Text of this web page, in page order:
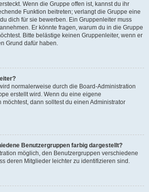
Wenn die Gruppe offen ist, kannst du ihr
Funktion beitreten; verlangt die Gruppe eine
dich für sie bewerben. Ein Gruppenleiter muss
Er könnte fragen, warum du in die Gruppe
Bitte belästige keinen Gruppenleiter, wenn er
Grund dafür haben.
normalerweise durch die Board-Administration
erstellt wird. Wenn du eine eigene
möchtest, dann solltest du einen Administrator
Benutzergruppen farbig dargestellt?
möglich, den Benutzergruppen verschiedene
deren Mitglieder leichter zu identifizieren sind.